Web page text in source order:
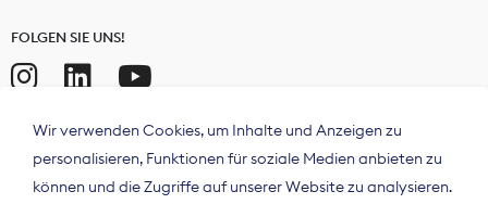
FOLGEN SIE UNS!
Wir verwenden Cookies, um Inhalte und Anzeigen zu
personalisieren, Funktionen für soziale Medien anbieten zu
können und die Zugriffe auf unserer Website zu analysieren.